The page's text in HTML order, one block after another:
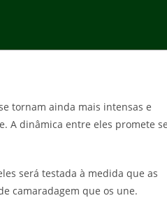
tornam ainda mais intensas e
A dinâmica entre eles promete
será testada à medida que as
camaradagem que os une.